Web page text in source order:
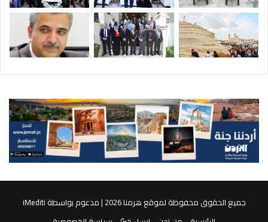
جميع الحقوق محفوظة لموقع هرمنا 2026 | مدعوم بواسطة
iMediti